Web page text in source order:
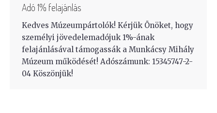
Adó 1% felajánlás
Kedves Múzeumpártolók! Kérjük Önöket, hogy
személyi jövedelemadójuk 1%-ának
felajánlásával támogassák a Munkácsy Mihály
Múzeum működését! Adószámunk: 15345747-2-
04 Köszönjük!